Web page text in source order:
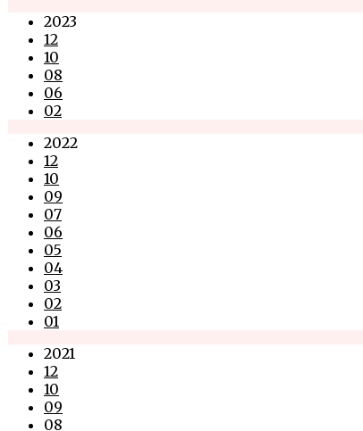
2023
12
10
08
06
02
2022
12
10
09
07
06
05
04
03
02
01
2021
12
10
09
08